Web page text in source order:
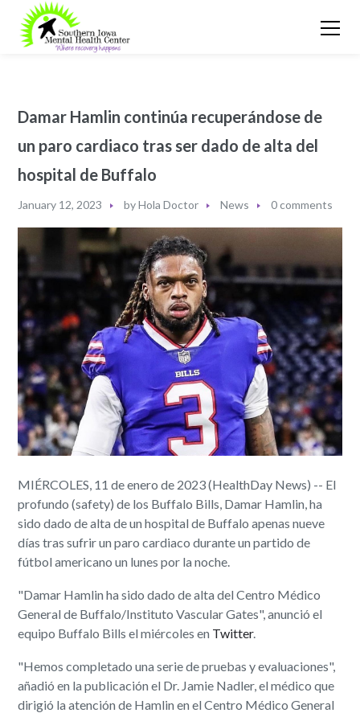
Damar Hamlin continúa recuperándose de
un paro cardiaco tras ser dado de alta del
hospital de Buffalo
January 12, 2023 byHola Doctor News 0 comments
MIÉRCOLES, 11 de enero de 2023 (HealthDay News) -- El
profundo (safety) de los Buffalo Bills, Damar Hamlin, ha
sido dado de alta de un hospital de Buffalo apenas nueve
días tras sufrir un paro cardiaco durante un partido de
fútbol americano un lunes por la noche.
"Damar Hamlin ha sido dado de alta del Centro Médico
General de Buffalo/Instituto Vascular Gates", anunció el
equipo Buffalo Bills el miércoles en Twitter.
"Hemos completado una serie de pruebas y evaluaciones",
añadió en la publicación el Dr. Jamie Nadler, el médico que
dirigió la atención de Hamlin en el Centro Médico General